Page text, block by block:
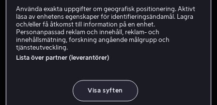
Skaffa Viaplay
Johan Falk och hans kollegor vid Göteborgspolisens
Johan Falk och hans kollegor vid Göteborgspolisens
amfetamin när de plötsligt inser att de har att göra med
en mytomspunnen rysk maffialedare som bara är känd
Använda exakta uppgifter om geografisk positionering. Aktivt
läsa av enhetens egenskaper för identifieringsändamål. Lagra
och/eller få åtkomst till information på en enhet.
Personanpassad reklam och innehåll, reklam- och
innehållsmätning, forskning angående målgrupp och
tjänsteutveckling.
Lista över partner (leverantörer)
Visa syften